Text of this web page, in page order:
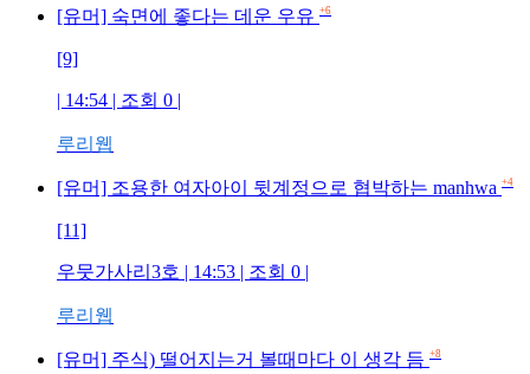
[유머] 숙면에 좋다는 데운 우유 +6
[9]
| 14:54 | 조회 0 |
루리웹
[유머] 조용한 여자아이 뒷계정으로 협박하는 manhwa +4
[11]
우뭇가사리3호 | 14:53 | 조회 0 |
루리웹
[유머] 주식) 떨어지는거 볼때마다 이 생각 듬 +8